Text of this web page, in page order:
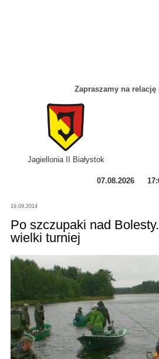
Zapraszamy na relację
Jagiellonia II Białystok
07.08.2026
19.09.2014
Po szczupaki nad
wielki turniej